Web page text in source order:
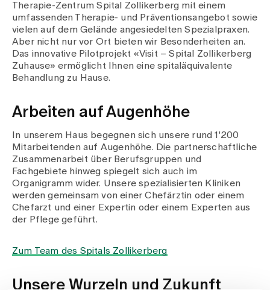
Therapie-Zentrum Spital Zollikerberg mit einem
umfassenden Therapie- und Präventionsangebot sowie
vielen auf dem Gelände angesiedelten Spezialpraxen.
Aber nicht nur vor Ort bieten wir Besonderheiten an.
Das innovative Pilotprojekt «Visit – Spital Zollikerberg
Zuhause» ermöglicht Ihnen eine spitaläquivalente
Behandlung zu Hause.
Arbeiten auf Augenhöhe
In unserem Haus begegnen sich unsere rund 1'200
Mitarbeitenden auf Augenhöhe. Die partnerschaftliche
Zusammenarbeit über Berufsgruppen und
Fachgebiete hinweg spiegelt sich auch im
Organigramm wider. Unsere spezialisierten Kliniken
werden gemeinsam von einer Chefärztin oder einem
Chefarzt und einer Expertin oder einem Experten aus
der Pflege geführt.
Zum Team des Spitals Zollikerberg
Unsere Wurzeln und Zukunft